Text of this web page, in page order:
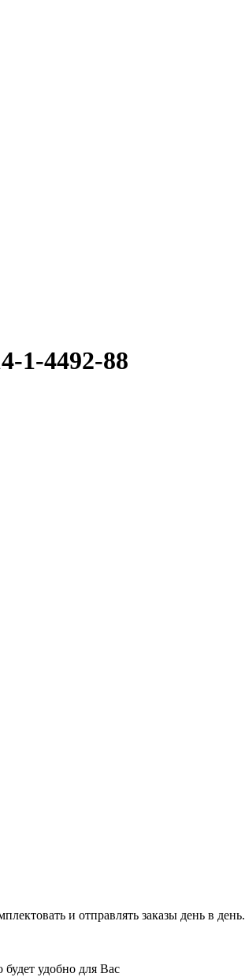
1-4492-88
и отправлять заказы день в день.
будет удобно для Вас